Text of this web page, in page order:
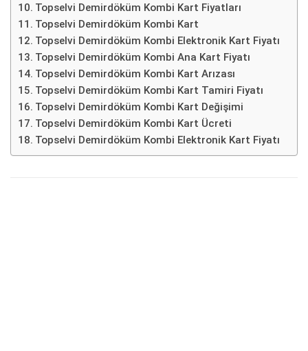
Topselvi Demirdöküm Kombi Kart Fiyatları
Topselvi Demirdöküm Kombi Kart
Topselvi Demirdöküm Kombi Elektronik Kart Fiyatı
Topselvi Demirdöküm Kombi Ana Kart Fiyatı
Topselvi Demirdöküm Kombi Kart Arızası
Topselvi Demirdöküm Kombi Kart Tamiri Fiyatı
Topselvi Demirdöküm Kombi Kart Değişimi
Topselvi Demirdöküm Kombi Kart Ücreti
Topselvi Demirdöküm Kombi Elektronik Kart Fiyatı